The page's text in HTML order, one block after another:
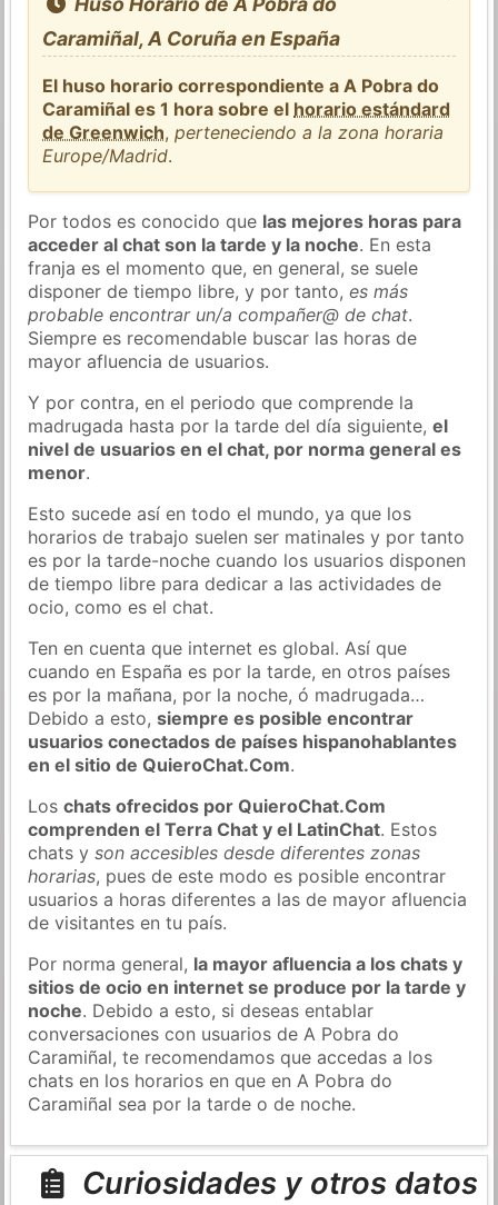
Caramiñal, A Coruña en España
El huso horario correspondiente a A Pobra do
Caramiñal es 1 hora sobre el horario estándard
de Greenwich,perteneciendo a la zona horaria
Europe/Madrid.
Por todos es conocido que las mejores horas para
acceder al chat son la tarde y la noche. En esta
franja es el momento que, en general, se suele
disponer de tiempo libre, y por tanto,es más
probable encontrar un/a compañer@ de chat.
Siempre es recomendable buscar las horas de
mayor afluencia de usuarios.
Y por contra, en el periodo que comprende la
madrugada hasta por la tarde del día siguiente,el
nivel de usuarios en el chat, por norma general es
menor.
Esto sucede así en todo el mundo, ya que los
horarios de trabajo suelen ser matinales y por tanto
es por la tarde-noche cuando los usuarios disponen
de tiempo libre para dedicar a las actividades de
ocio, como es el chat.
Ten en cuenta que internet es global. Así que
cuando en España es por la tarde, en otros países
es por la mañana, por la noche, ó madrugada…
Debido a esto,siempre es posible encontrar
usuarios conectados de países hispanohablantes
en el sitio de QuieroChat.Com.
Loschats ofrecidos por QuieroChat.Com
comprenden el Terra Chat y el LatinChat. Estos
chats yson accesibles desde diferentes zonas
horarias, pues de este modo es posible encontrar
usuarios a horas diferentes a las de mayor afluencia
de visitantes en tu país.
Por norma general, la mayor afluencia a los chats y
sitios de ocio en internet se produce por la tarde y
noche. Debido a esto, si deseas entablar
conversaciones con usuarios de A Pobra do
Caramiñal, te recomendamos que accedas a los
chats en los horarios en que en A Pobra do
Caramiñal sea por la tarde o de noche.
Curiosidades y otros datos